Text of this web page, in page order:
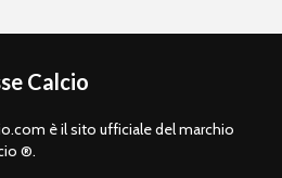
Calcio
è il sito ufficiale del marchio
®.